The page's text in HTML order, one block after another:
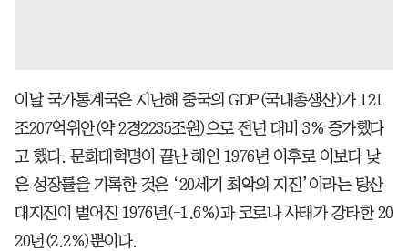
이날 국가통계국은 지난해 중국의 GDP(국내총생산)가 121
조207억위안(약 2경2235조원)으로 전년 대비 3% 증가했다
고 했다. 문화대혁명이 끝난 해인 1976년 이후로 이보다 낮
은 성장률을 기록한 것은 ‘20세기 최악의 지진’이라는 탕산
대지진이 벌어진 1976년(-1.6%)과 코로나 사태가 강타한 20
20년(2.2%)뿐이다.